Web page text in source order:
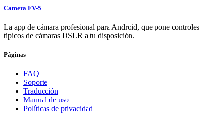
Camera FV-5
La app de cámara profesional para Android, que pone controles
típicos de cámaras DSLR a tu disposición.
Páginas
FAQ
Soporte
Traducción
Manual de uso
Políticas de privacidad